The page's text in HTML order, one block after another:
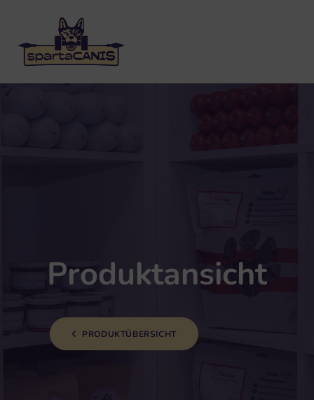
Produktansicht
PRODUKTÜBERSICHT